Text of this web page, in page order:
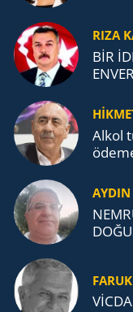
RIZA
BİR
Alkol